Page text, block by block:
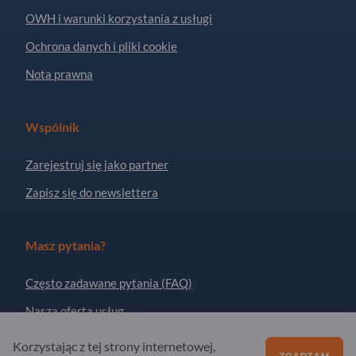
OWH i warunki korzystania z usługi
Ochrona danych i pliki cookie
Nota prawna
Wspólnik
Zarejestruj się jako partner
Zapisz się do newslettera
Masz pytania?
Często zadawane pytania (FAQ)
Nasza oferta usług
Korzystając z tej strony internetowej,